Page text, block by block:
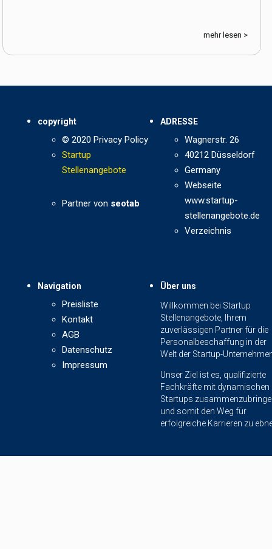
mehr lesen >
copyright
© 2020 Privacy Policy
Startup
Stellenangebote
Partner von seotab
ADRESSE
Wagnerstr. 26
40212 Düsseldorf
Germany
Webseite
www.startup-
stellenangebote.de
Verzeichnis
Navigation
Preisliste
Kontakt
AGB
Datenschutz
Impressum
Über uns
Willkommen bei Startup
Stellenangebote, Ihrem
zuverlässigen Partner für die
Personalbeschaffung in der
Welt der Startup-
Unser Ziel ist es, qualifizierte
Fachkräfte mit dynamischen
Startups
und somit den Weg für
erfolgreiche Karrieren zu